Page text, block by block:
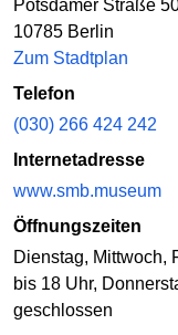
Potsdamer Straße
10785 Berlin
Zum Stadtplan
Telefon
(030) 266 424 242
Internetadresse
www.smb.museum
Öffnungszeiten
Dienstag, Mittwoch,
bis 18 Uhr,
geschlossen